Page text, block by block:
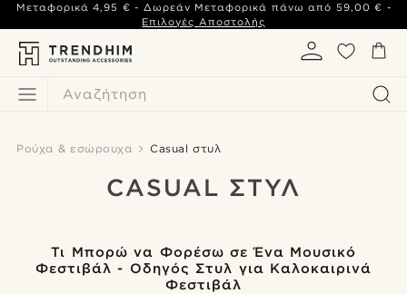
Αναζήτηση
Μεταφορικά 4,95 € - Δωρεάν Μεταφορικά πάνω από 59,00 € -
Επιλογές Αποστολής
Ρούχα & εσώρουχα Casual στυλ
CASUAL ΣΤΥΛ
Τι Μπορώ να Φορέσω σε Ένα Μουσικό
Φεστιβάλ - Οδηγός Στυλ για Καλοκαιρινά
Φεστιβάλ